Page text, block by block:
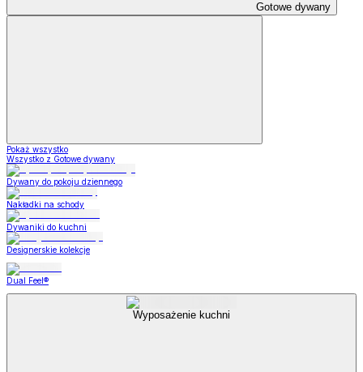
Gotowe dywany
Pokaż wszystko
Wszystko z Gotowe dywany
Dywany do pokoju dziennego
Nakładki na schody
Dywaniki do kuchni
Designerskie kolekcje
Dual Feel®
Wyposażenie kuchni